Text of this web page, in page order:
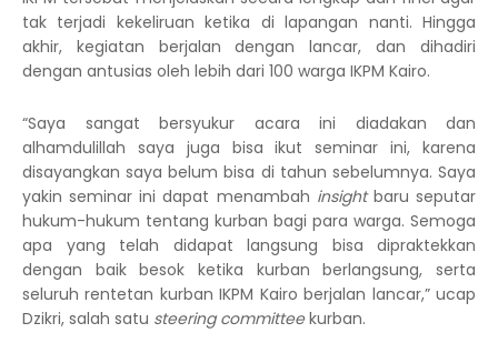
tak terjadi kekeliruan ketika di lapangan nanti. Hingga
akhir, kegiatan berjalan dengan lancar, dan dihadiri
dengan antusias oleh lebih dari 100 warga IKPM Kairo.
“Saya sangat bersyukur acara ini diadakan dan
alhamdulillah saya juga bisa ikut seminar ini, karena
disayangkan saya belum bisa di tahun sebelumnya. Saya
yakin seminar ini dapat menambah insight baru seputar
hukum-hukum tentang kurban bagi para warga. Semoga
apa yang telah didapat langsung bisa dipraktekkan
dengan baik besok ketika kurban berlangsung, serta
seluruh rentetan kurban IKPM Kairo berjalan lancar,” ucap
Dzikri, salah satu steering committeekurban.